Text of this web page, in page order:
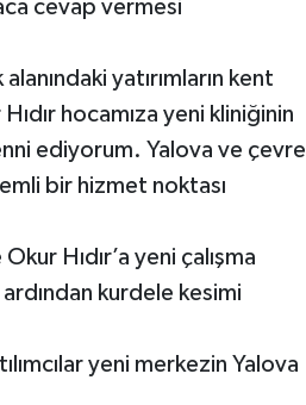
cevap vermesi
yatırımların kent
hocamıza yeni kliniğinin
ediyorum. Yalova ve çevre
bir hizmet noktası
Hıdır’a yeni çalışma
kurdele kesimi
yeni merkezin Yalova